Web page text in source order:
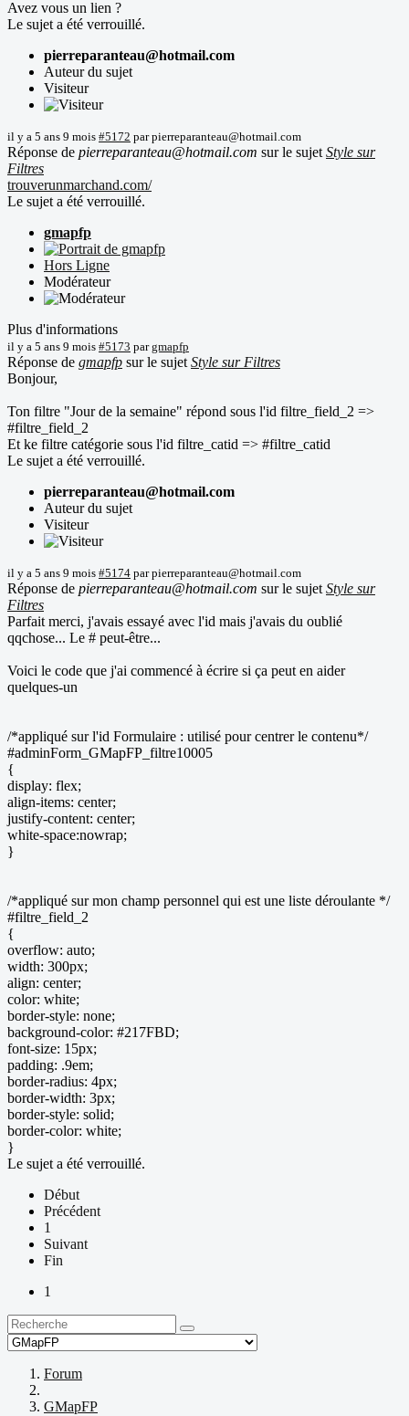
Avez vous un lien ?
Le sujet a été verrouillé.
pierreparanteau@hotmail.com
Auteur du sujet
Visiteur
il y a 5 ans 9 mois #5172 parpierreparanteau@hotmail.com
Réponse de pierreparanteau@hotmail.com sur le sujet Style sur
Filtres
trouverunmarchand.com/
Le sujet a été verrouillé.
gmapfp
Hors Ligne
Modérateur
Plus d'informations
il y a 5 ans 9 mois #5173 pargmapfp
Réponse de gmapfp sur le sujet Style sur Filtres
Bonjour,
Ton filtre "Jour de la semaine" répond sous l'id filtre_field_2 =>
#filtre_field_2
Et ke filtre catégorie sous l'id filtre_catid => #filtre_catid
Le sujet a été verrouillé.
pierreparanteau@hotmail.com
Auteur du sujet
Visiteur
il y a 5 ans 9 mois #5174 parpierreparanteau@hotmail.com
Réponse de pierreparanteau@hotmail.com sur le sujet Style sur
Filtres
Parfait merci, j'avais essayé avec l'id mais j'avais du oublié
qqchose... Le # peut-être...
Voici le code que j'ai commencé à écrire si ça peut en aider
quelques-un
/*appliqué sur l'id Formulaire : utilisé pour centrer le contenu*/
#adminForm_GMapFP_filtre10005
{
display: flex;
align-items: center;
justify-content: center;
white-space:nowrap;
}
/*appliqué sur mon champ personnel qui est une liste déroulante */
#filtre_field_2
{
overflow: auto;
width: 300px;
align: center;
color: white;
border-style: none;
background-color: #217FBD;
font-size: 15px;
padding: .9em;
border-radius: 4px;
border-width: 3px;
border-style: solid;
border-color: white;
}
Le sujet a été verrouillé.
Début
Précédent
1
Suivant
Fin
1
Forum
GMapFP